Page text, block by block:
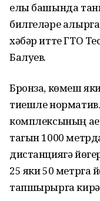
елы башында
билгеләре
хәбәр итте ГТО
Балуев.
Бронза, көмеш
тиешле
комплексының
тагын 1000
дистанциягә
25 яки 50 метрга
тапшырырга